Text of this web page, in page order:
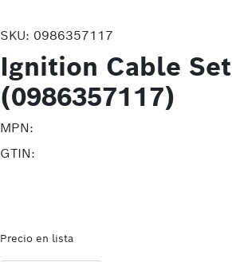
SKU: 0986357117
Ignition Cable Set
(0986357117)
MPN:
GTIN:
Precio en lista